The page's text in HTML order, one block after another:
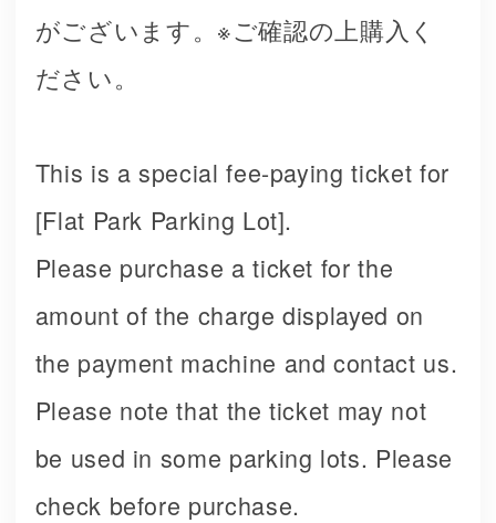
がございます。※ご確認の上購入く
ださい。
This is a special fee-paying ticket for
[Flat Park Parking Lot].
Please purchase a ticket for the
amount of the charge displayed on
the payment machine and contact us.
Please note that the ticket may not
be used in some parking lots. Please
check before purchase.